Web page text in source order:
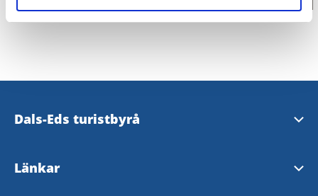
Dals-Eds turistbyrå
Storgatan 27
Länkar